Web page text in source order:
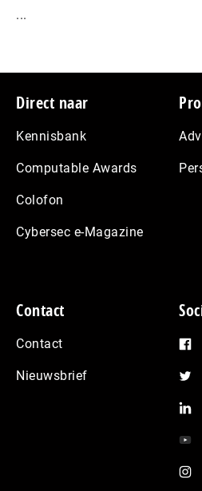
...
Footer
Direct naar
Kennisbank
Computable Awards
Colofon
Cybersec e-Magazine
Contact
Contact
Nieuwsbrief